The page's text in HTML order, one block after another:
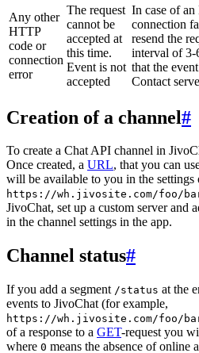
Any other
HTTP
code or
connection
error
The request
cannot be
accepted at
this time.
Event is not
accepted
In case of
connection
resend the
interval of 3-
that the
Contact
Creation of a channel#
To create a Chat API channel in
Once created, a URL, that you can
will be available to you in the settings
https://wh.jivosite.com/foo/
JivoChat, set up a custom server and
in the channel settings in the app.
Channel status#
If you add a segment /status at the
events to JivoChat (for example,
https://wh.jivosite.com/foo/
of a response to a GET-request you
where 0 means the absence of online